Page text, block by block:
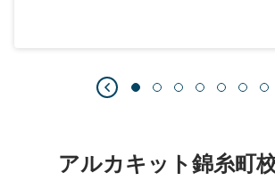
アルカキット錦糸町